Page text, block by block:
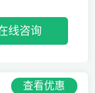
线咨询
查看优惠